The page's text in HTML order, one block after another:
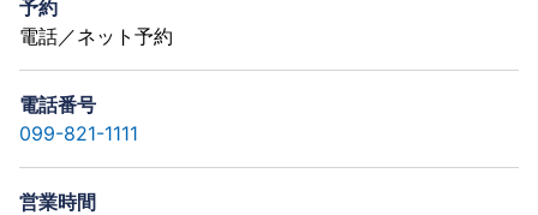
予約
電話／ネット予約
電話番号
099-821-1111
営業時間